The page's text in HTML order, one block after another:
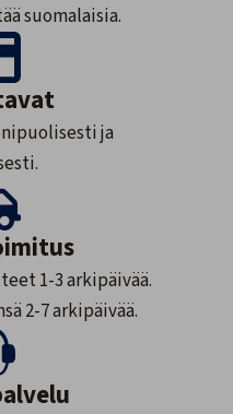
suomalaisia.
ja
1-3 arkipäivää.
2-7 arkipäivää.